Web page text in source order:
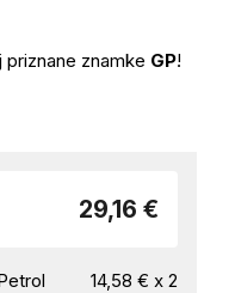
znamke GP!
29,16 €
14,58 € x 2